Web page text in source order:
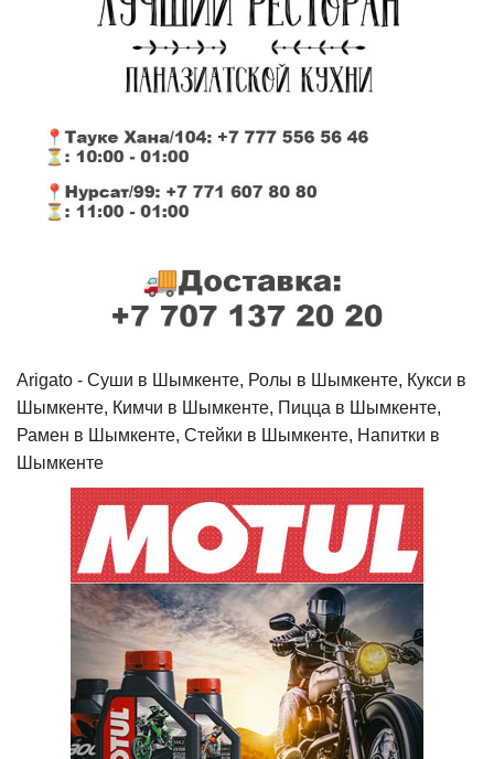
Arigato - Cуши в Шымкенте, Ролы в Шымкенте, Кукси в
Шымкенте, Кимчи в Шымкенте, Пицца в Шымкенте,
Рамен в Шымкенте, Стейки в Шымкенте, Напитки в
Шымкенте